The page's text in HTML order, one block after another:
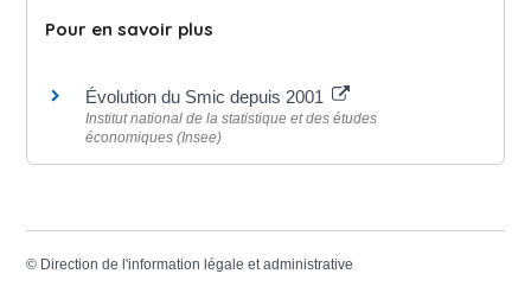
Pour en savoir plus
Évolution du Smic depuis 2001
Institut national de la statistique et des études
économiques (Insee)
© Direction de l'information légale et administrative